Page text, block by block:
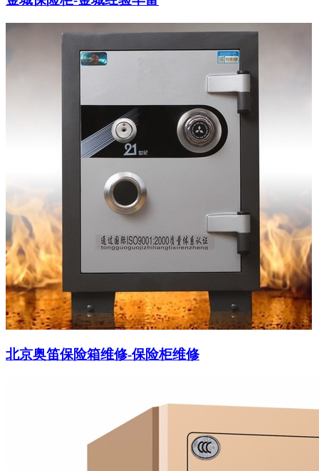
北京奥笛保险箱维修-保险柜维修